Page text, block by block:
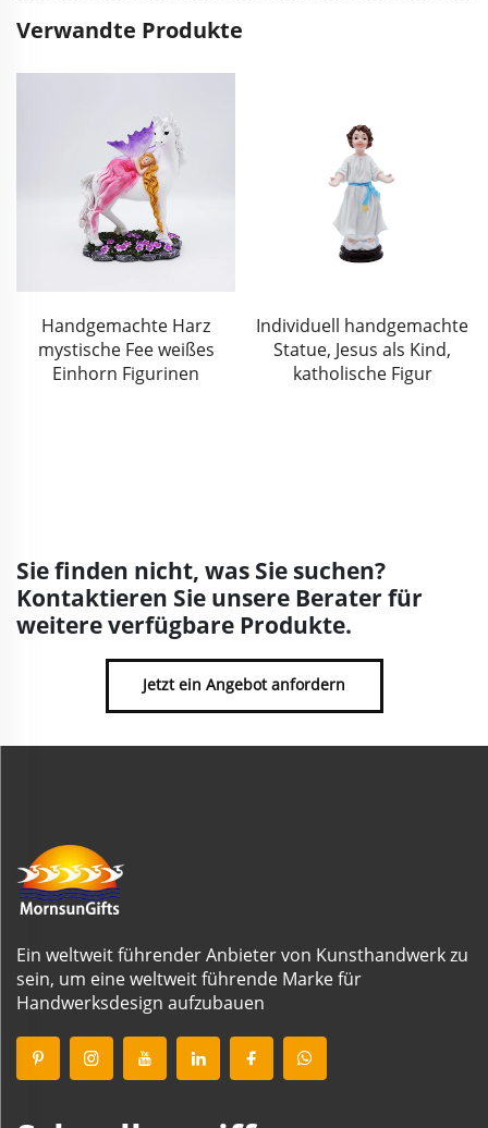
Verwandte Produkte
Individuell handgemachte
Statue, Jesus als Kind,
katholische Figur
Großhandel
Personalisierte Religiöse
Dekoration Jesus
Sie finden nicht, was Sie suchen?
Kontaktieren Sie unsere Berater für
weitere verfügbare Produkte.
Jetzt ein Angebot anfordern
Ein weltweit führender Anbieter von Kunsthandwerk zu
sein, um eine weltweit führende Marke für
Handwerksdesign aufzubauen